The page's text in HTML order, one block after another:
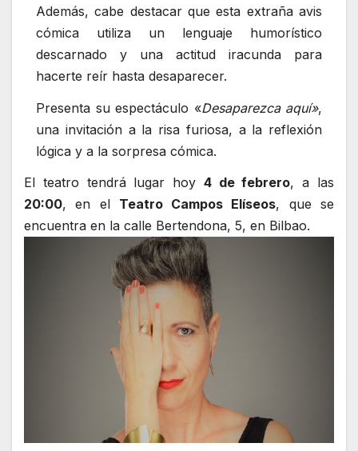
Además, cabe destacar que esta extraña avis
cómica utiliza un lenguaje humorístico
descarnado y una actitud iracunda para
hacerte reír hasta desaparecer.
Presenta su espectáculo «Desaparezca aquí»,
una invitación a la risa furiosa, a la reflexión
lógica y a la sorpresa cómica.
El teatro tendrá lugar hoy 4 de febrero, a las
20:00, en el Teatro Campos Elíseos, que se
encuentra en la calle Bertendona, 5, en Bilbao.